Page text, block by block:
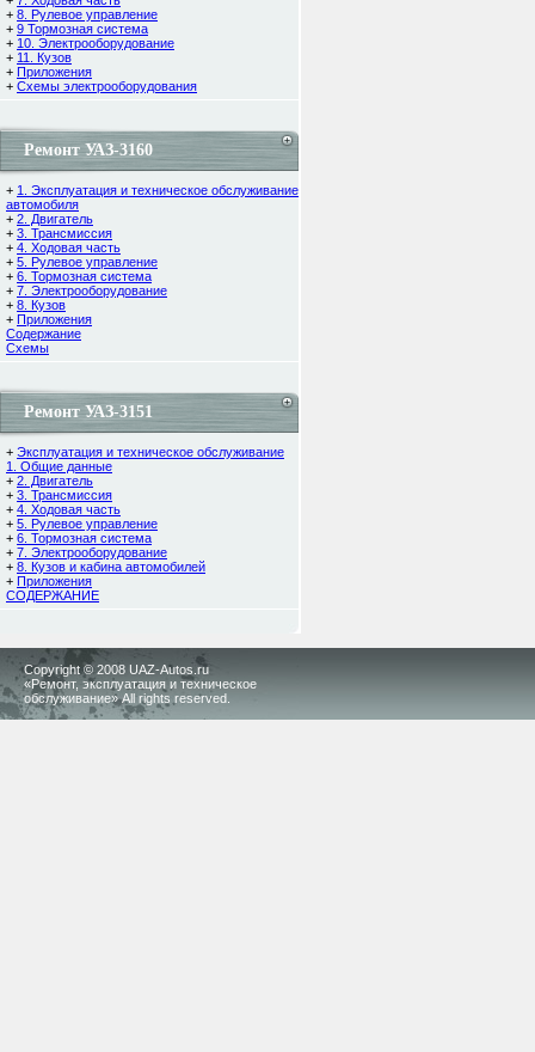
+ 8. Рулевое управление
+ 9 Тормозная система
+ 10. Электрооборудование
+ 11. Кузов
+ Приложения
+ Схемы электрооборудования
Ремонт УАЗ-3160
+ 1. Эксплуатация и техническое обслуживание
автомобиля
+ 2. Двигатель
+ 3. Трансмиссия
+ 4. Ходовая часть
+ 5. Рулевое управление
+ 6. Тормозная система
+ 7. Электрооборудование
+ 8. Кузов
+ Приложения
Содержание
Cхемы
Ремонт УАЗ-3151
+ Эксплуатация и техническое обслуживание
1. Общие данные
+ 2. Двигатель
+ 3. Трансмиссия
+ 4. Ходовая часть
+ 5. Рулевое управление
+ 6. Тормозная система
+ 7. Электрооборудование
+ 8. Кузов и кабина автомобилей
+ Приложения
СОДЕРЖАНИЕ
Copyright © 2008 UAZ-Autos.ru
«Ремонт, эксплуатация и техническое
обслуживание» All rights reserved.